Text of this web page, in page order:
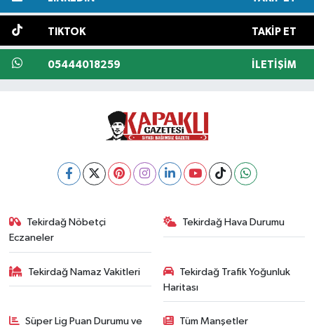
TIKTOK TAKIP ET
05444018259 İLETIŞIM
Tekirdağ Nöbetçi
Eczaneler
Tekirdağ Hava Durumu
Tekirdağ Namaz Vakitleri
Tekirdağ Trafik Yoğunluk
Haritası
Süper Lig Puan Durumu ve
Tüm Manşetler